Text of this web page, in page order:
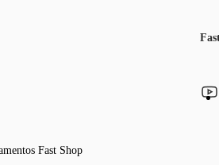
Fast Shop